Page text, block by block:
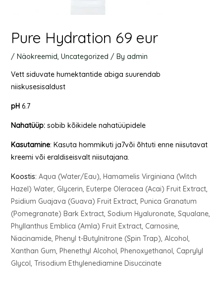
Pure Hydration 69 eur
/ Näokreemid, Uncategorized / By admin
Vett siduvate humektantide abiga suurendab
niiskusesisaldust
pH6.7
Nahatüüp: sobib kõikidele nahatüüpidele
Kasutamine: Kasuta hommikuti ja7või õhtuti enne niisutavat
kreemi või eraldiseisvalt niisutajana.
Koostis: Aqua (Water/Eau), Hamamelis Virginiana (Witch
Hazel) Water, Glycerin, Euterpe Oleracea (Acai) Fruit Extract,
Psidium Guajava (Guava) Fruit Extract, Punica Granatum
(Pomegranate) Bark Extract, Sodium Hyaluronate, Squalane,
Phyllanthus Emblica (Amla) Fruit Extract, Carnosine,
Niacinamide, Phenyl t-Butylnitrone (Spin Trap), Alcohol,
Xanthan Gum, Phenethyl Alcohol, Phenoxyethanol, Caprylyl
Glycol, Trisodium Ethylenediamine Disuccinate